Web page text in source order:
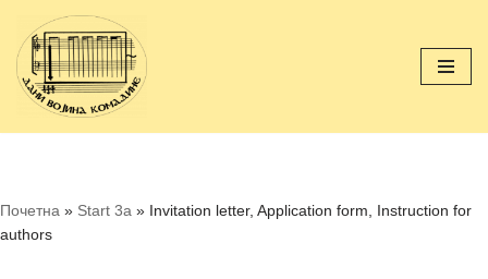
Skip
to
content
Почетна » Start 3a » Invitation letter, Application form, Instruction for
authors